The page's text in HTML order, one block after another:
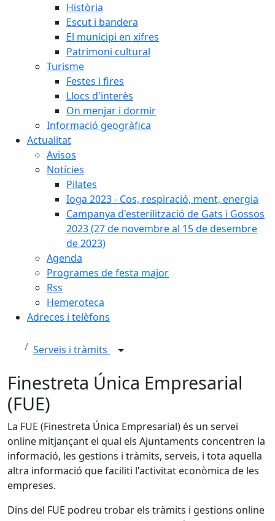
Història
Escut i bandera
El municipi en xifres
Patrimoni cultural
Turisme
Festes i fires
Llocs d'interès
On menjar i dormir
Informació geogràfica
Actualitat
Avisos
Notícies
Pilates
Ioga 2023 - Cos, respiració, ment, energia
Campanya d'esterilització de Gats i Gossos
2023 (27 de novembre al 15 de desembre
de 2023)
Agenda
Programes de festa major
Rss
Hemeroteca
Adreces i telèfons
Serveis i tràmits
Finestreta Única Empresarial
(FUE)
La FUE (Finestreta Única Empresarial) és un servei
online mitjançant el qual els Ajuntaments concentren la
informació, les gestions i tràmits, serveis, i tota aquella
altra informació que faciliti l'activitat econòmica de les
empreses.
Dins del FUE podreu trobar els tràmits i gestions online